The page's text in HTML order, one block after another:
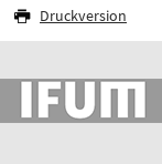
Druckversion